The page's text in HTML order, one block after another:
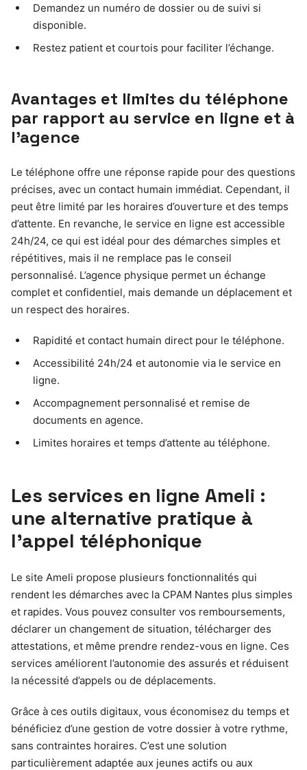
Demandez un numéro de dossier ou de suivi si
disponible.
Restez patient et courtois pour faciliter l’échange.
Avantages et limites du téléphone
par rapport au service en ligne et à
l’agence
Le téléphone offre une réponse rapide pour des questions
précises, avec un contact humain immédiat. Cependant, il
peut être limité par les horaires d’ouverture et des temps
d’attente. En revanche, le service en ligne est accessible
24h/24, ce qui est idéal pour des démarches simples et
répétitives, mais il ne remplace pas le conseil
personnalisé. L’agence physique permet un échange
complet et confidentiel, mais demande un déplacement et
un respect des horaires.
Rapidité et contact humain direct pour le téléphone.
Accessibilité 24h/24 et autonomie via le service en
ligne.
Accompagnement personnalisé et remise de
documents en agence.
Limites horaires et temps d’attente au téléphone.
Les services en ligne Ameli :
une alternative pratique à
l’appel téléphonique
Le site Ameli propose plusieurs fonctionnalités qui
rendent les démarches avec la CPAM Nantes plus simples
et rapides. Vous pouvez consulter vos remboursements,
déclarer un changement de situation, télécharger des
attestations, et même prendre rendez-vous en ligne. Ces
services améliorent l’autonomie des assurés et réduisent
la nécessité d’appels ou de déplacements.
Grâce à ces outils digitaux, vous économisez du temps et
bénéficiez d’une gestion de votre dossier à votre rythme,
sans contraintes horaires. C’est une solution
particulièrement adaptée aux jeunes actifs ou aux